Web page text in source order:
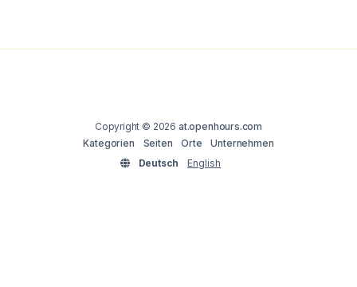
Copyright © 2026 at.openhours.com
Kategorien
Seiten Orte
Unternehmen
Deutsch
English